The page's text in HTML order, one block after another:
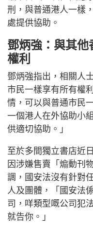
刑，與普通港人一樣
處提供協助。
鄧炳強：與其他
權利
鄧炳強指出，相關人
市民一樣享有所有權
情，可以與普通市民
一個港人在外協助小
供適切協助。」
至於多間獨立書店近
因涉嫌售賣「煽動刊
調，國安法沒有針對
人及團體，「國安法
司，咩類型嘅公司犯
就告你。」